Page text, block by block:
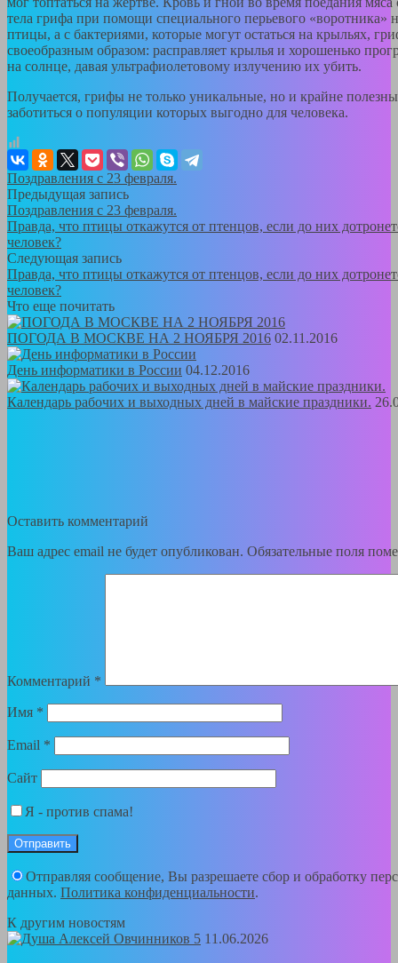
тела грифа при помощи специального перьевого «воротника»
птицы, а с бактериями, которые могут остаться на крыльях,
своеобразным образом: расправляет крылья и хорошенько
на солнце, давая ультрафиолетовому излучению их убить.
Получается, грифы не только уникальные, но и крайне
заботиться о популяции которых выгодно для человека.
Поздравления с 23 февраля.
Предыдущая запись
Поздравления с 23 февраля.
Правда, что птицы откажутся от птенцов, если до них
человек?
Следующая запись
Правда, что птицы откажутся от птенцов, если до них
человек?
Что еще почитать
ПОГОДА В МОСКВЕ НА 2 НОЯБРЯ 2016 02.11.2016
День информатики в России 04.12.2016
Календарь рабочих и выходных дней в майские праздники.
Оставить комментарий
Ваш адрес email не будет опубликован. Обязательные поля
Комментарий *
Имя *
Email *
Сайт
Я - против спама!
Отправляя сообщение, Вы разрешаете сбор и обработку
данных. Политика конфиденциальности.
К другим новостям
11.06.2026